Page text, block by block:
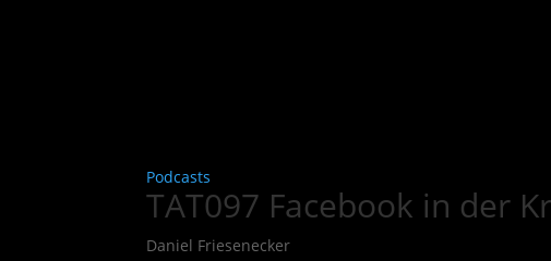
Podcasts
TAT097 Facebook in der
Daniel Friesenecker